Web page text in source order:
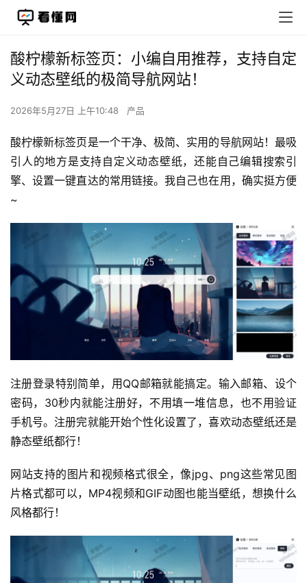
酸柠檬新标签页：小编自用推荐，支持自定
义动态壁纸的极简导航网站！
2026年5月27日 上午10:48 产品
酸柠檬新标签页是一个干净、极简、实用的导航网站！最吸
引人的地方是支持自定义动态壁纸，还能自己编辑搜索引
擎、设置一键直达的常用链接。我自己也在用，确实挺方便
~
注册登录特别简单，用QQ邮箱就能搞定。输入邮箱、设个
密码，30秒内就能注册好，不用填一堆信息，也不用验证
手机号。注册完就能开始个性化设置了，喜欢动态壁纸还是
静态壁纸都行！
网站支持的图片和视频格式很全，像jpg、png这些常见图
片格式都可以，MP4视频和GIF动图也能当壁纸，想换什么
风格都行！